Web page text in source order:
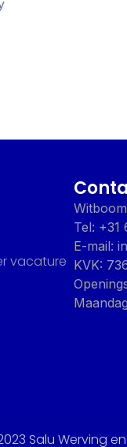
vacature
Tel: +31
E-mail:
KVK:
Salu Werving